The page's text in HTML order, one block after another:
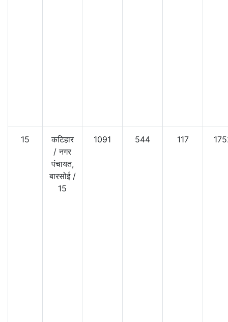
15
कटिहार
/नगर
पंचायत,
बारसोई /
15
1091 544 117